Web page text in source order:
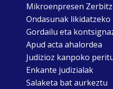
Mikroenpresen
Ondasunak
Gordailu eta
Apud acta ahalordea
Judizioz kanpoko
Enkante judizialak
Salaketa bat aurkeztu